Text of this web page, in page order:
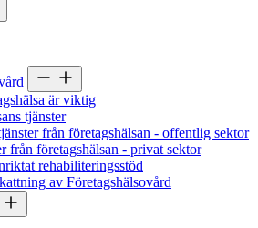
är viktig
tjänster
från företagshälsan - offentlig sektor
från företagshälsan - privat sektor
rehabiliteringsstöd
av Företagshälsovård